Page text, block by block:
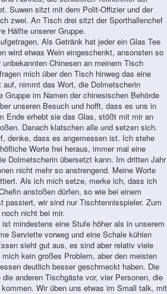
Suwen sitzt mit dem Polit-Offizier und der
zwei. An Tisch drei sitzt der Sporthallenchef
Hälfte unserer Gruppe.
Als Getränk hat jeder ein Glas Tee
wird etwas Wein eingeschenkt, ansonsten so
Chinesen an meinem Tisch
mich über den Tisch hinweg das eine
auf, nimmt das Wort, die Dolmetscherin
Gruppe im Namen der chinesischen Behörde
unseren Besuch und hofft, dass es uns in
Ende erhebt sie das Glas, stößt mit mir an
Danach klatschen alle und setzen sich.
denke, dass es angemessen ist. Ich stehe
Worte frei heraus, immer mal eine
Dolmetscherin übersetzt kann. Im dritten Jahr
nicht mehr so anstrengend. Meine Worte
Als ich mich setze, merke ich, dass ich
anstoßen dürfen, so wie bei einem
passiert, wir sind nur Tischtennisspieler. Zum
nicht bei mir.
mindestens eine Stufe höher als in unserem
Serviette vorweg und eine Schale kühlen
sieht gut aus, es sind aber relativ viele
kein großes Problem, aber den meisten
deutlich besser geschmeckt haben. Die
anderen Tischgäste vor, vier Personen, die
Wir üben uns etwas im Small talk, mit